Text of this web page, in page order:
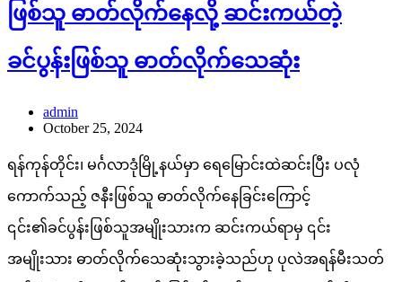
ဖြစ်သူ ဓာတ်လိုက်နေလို့ ဆင်းကယ်တဲ့
ခင်ပွန်းဖြစ်သူ ဓာတ်လိုက်သေဆုံး
admin
October 25, 2024
ရန်ကုန်တိုင်း၊ မင်္ဂလာဒုံမြို့နယ်မှာ ရေမြောင်းထဲဆင်းပြီး ပလုံ
ကောက်သည့် ဇနီးဖြစ်သူ ဓာတ်လိုက်နေခြင်းကြောင့်
၎င်း၏ခင်ပွန်းဖြစ်သူအမျိုးသားက ဆင်းကယ်ရာမှ ၎င်း
အမျိုးသား ဓာတ်လိုက်သေဆုံးသွားခဲ့သည်ဟု ပုလဲအရန်မီးသတ်